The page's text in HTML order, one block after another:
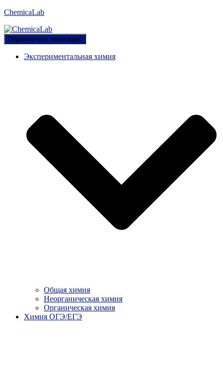
ChemicaLab
Переключить навигацию
Экспериментальная химия
Общая химия
Неорганическая химия
Органическая химия
Химия ОГЭ/ЕГЭ